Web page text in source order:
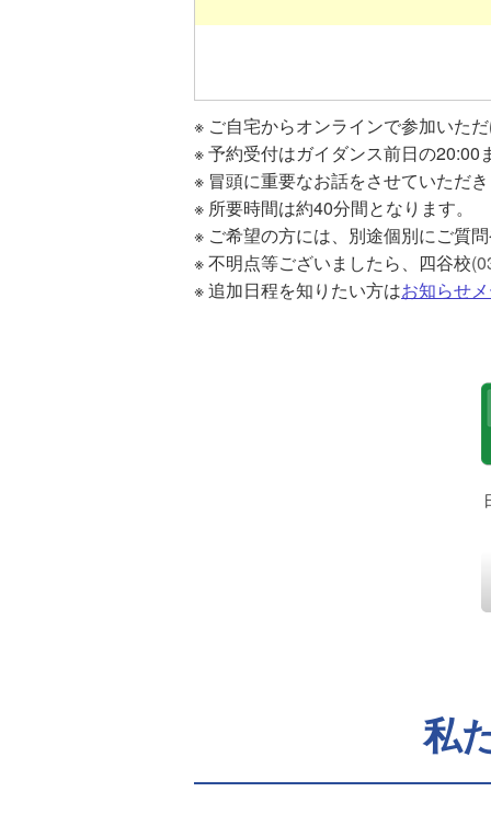
ご自宅からオンラインで参加いた
予約受付はガイダンス前日の20:00
冒頭に重要なお話をさせていただ
所要時間は約40分間となります。
ご希望の方には、別途個別にご質
不明点等ございましたら、四谷校
追加日程を知りたい方はお知らせ
私